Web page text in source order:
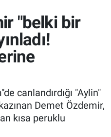
"belki bir
canlandırdığı "Aylin"
Demet Özdemir,
kısa peruklu
ve Fikstür